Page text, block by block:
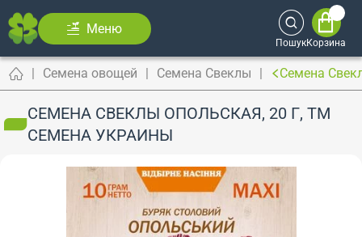
Меню
ПошукКорзина
Семена овощей Семена Свеклы Семена
СЕМЕНА СВЕКЛЫ ОПОЛЬСКАЯ, 20 Г, ТМ
СЕМЕНА УКРАИНЫ